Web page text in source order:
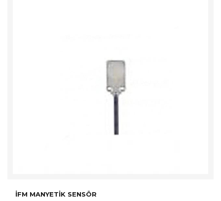
İFM MANYETIK SENSÖR